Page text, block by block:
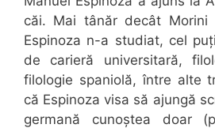
căi. Mai tânăr decât Morini
Espinoza n-a studiat, cel
de carieră universitară,
filologie spaniolă, între alte
că Espinoza visa să ajungă
germană cunoștea doar